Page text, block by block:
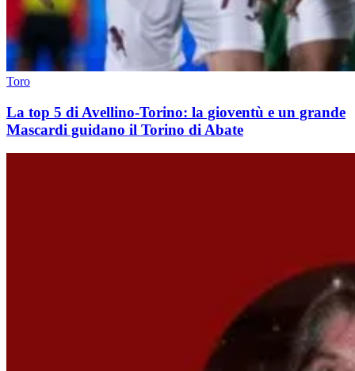
Toro
La top 5 di Avellino-Torino: la gioventù e un grande
Mascardi guidano il Torino di Abate